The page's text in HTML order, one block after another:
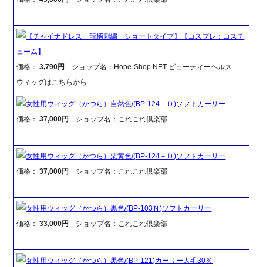
【チャイナドレス 龍柄刺繍 ショートタイプ】【コスプレ：コスチ
ューム】
価格：3,790円
ショップ名：Hope-Shop.NET ビューティーヘルス
ウィッグはこちらから
女性用ウィッグ（かつら）自然色/(BP-124－Ｄ)ソフトカーリー
価格：37,000円 ショップ名：これこれ倶楽部
女性用ウィッグ（かつら）栗黄色/(BP-124－Ｄ)ソフトカーリー
価格：37,000円 ショップ名：これこれ倶楽部
女性用ウィッグ（かつら）黒色/(BP-103Ｎ)ソフトカーリー
価格：33,000円 ショップ名：これこれ倶楽部
女性用ウィッグ（かつら）黒色/(BP-121)カーリー人毛30％